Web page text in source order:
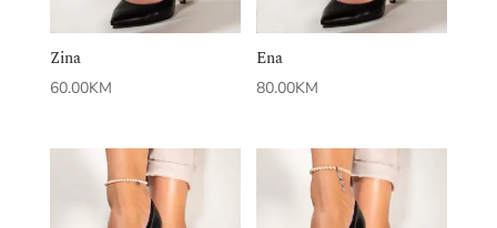
Zina
60.00KM
Ena
80.00KM